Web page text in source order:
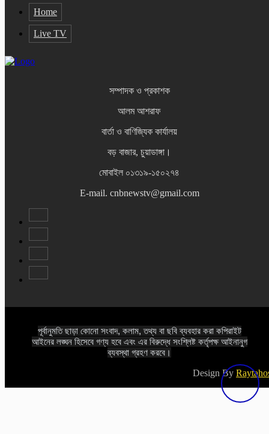
Home
Live TV
সম্পাদক ও প্রকাশক
আলম আশরাফ
বার্তা ও বাণিজ্যিক কার্যালয়
বড় বাজার, চুয়াডাঙ্গা।
মোবাইল ০১৩১৯-১৫০২৭৪
E-mail. cnbnewstv@gmail.com
পূর্বানুমতি ছাড়া কোনো সংবাদ, কলাম, তথ্য বা ছবি ব্যবহার করা কপিরাইট
আইনের লঙ্ঘন হিসেবে গণ্য হবে এবং এর বিরুদ্ধে সংশ্লিষ্ট কর্তৃপক্ষ আইনানুগ
ব্যবস্থা গ্রহণ করবে।
Design By